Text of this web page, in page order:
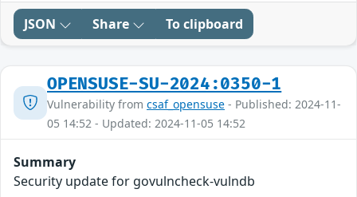
JSON Share To clipboard
OPENSUSE-SU-2024:0350-1
Vulnerability from csaf_opensuse - Published: 2024-11-
05 14:52 - Updated: 2024-11-05 14:52
Summary
Security update for govulncheck-vulndb